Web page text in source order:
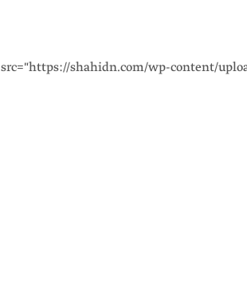
" src="https://shahidn.com/wp-content/